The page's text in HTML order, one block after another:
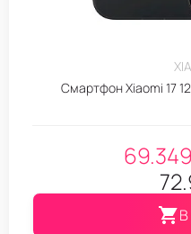
Смартфон Xiaomi 17
69.349